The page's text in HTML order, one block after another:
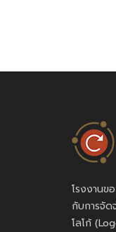
โรงงานข
กับการจัด
โลโก้